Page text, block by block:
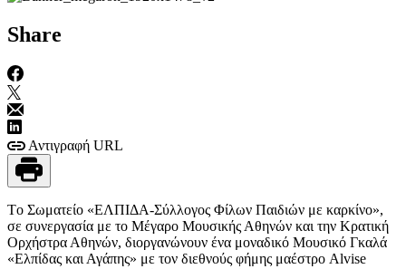
Share
Αντιγραφή URL
Tο Σωματείο «ΕΛΠΙΔΑ-Σύλλογος Φίλων Παιδιών με καρκίνο»,
σε συνεργασία με το Μέγαρο Μουσικής Αθηνών και την Κρατική
Ορχήστρα Αθηνών, διοργανώνουν ένα μοναδικό Μουσικό Γκαλά
«Ελπίδας και Αγάπης» με τον διεθνούς φήμης μαέστρο Alvise